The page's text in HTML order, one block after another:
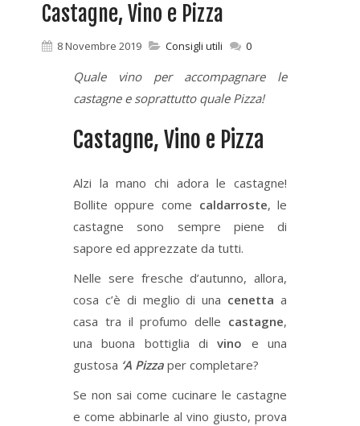
Castagne, Vino e Pizza
8 Novembre 2019 Consigli utili 0
Quale vino per accompagnare le
castagne e soprattutto quale Pizza!
Castagne, Vino e Pizza
Alzi la mano chi adora le castagne!
Bollite oppure come caldarroste, le
castagne sono sempre piene di
sapore ed apprezzate da tutti.
Nelle sere fresche d’autunno, allora,
cosa c’è di meglio di una cenetta a
casa tra il profumo delle castagne,
una buona bottiglia divino e una
gustosa ‘A Pizzaper completare?
Se non sai come cucinare le castagne
e come abbinarle al vino giusto, prova